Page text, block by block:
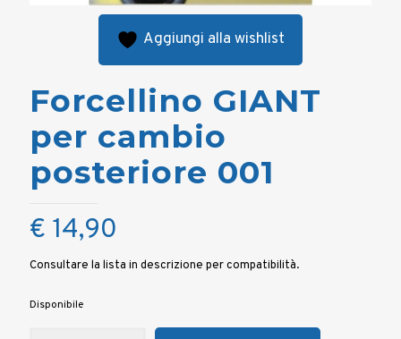
Aggiungi alla wishlist
Forcellino GIANT
per cambio
posteriore 001
€ 14,90
Consultare la lista in descrizione per compatibilità.
Disponibile